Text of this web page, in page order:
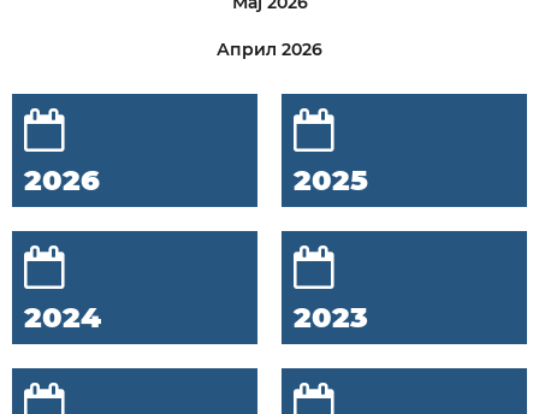
Април 2026
2026 2025
2024 2023